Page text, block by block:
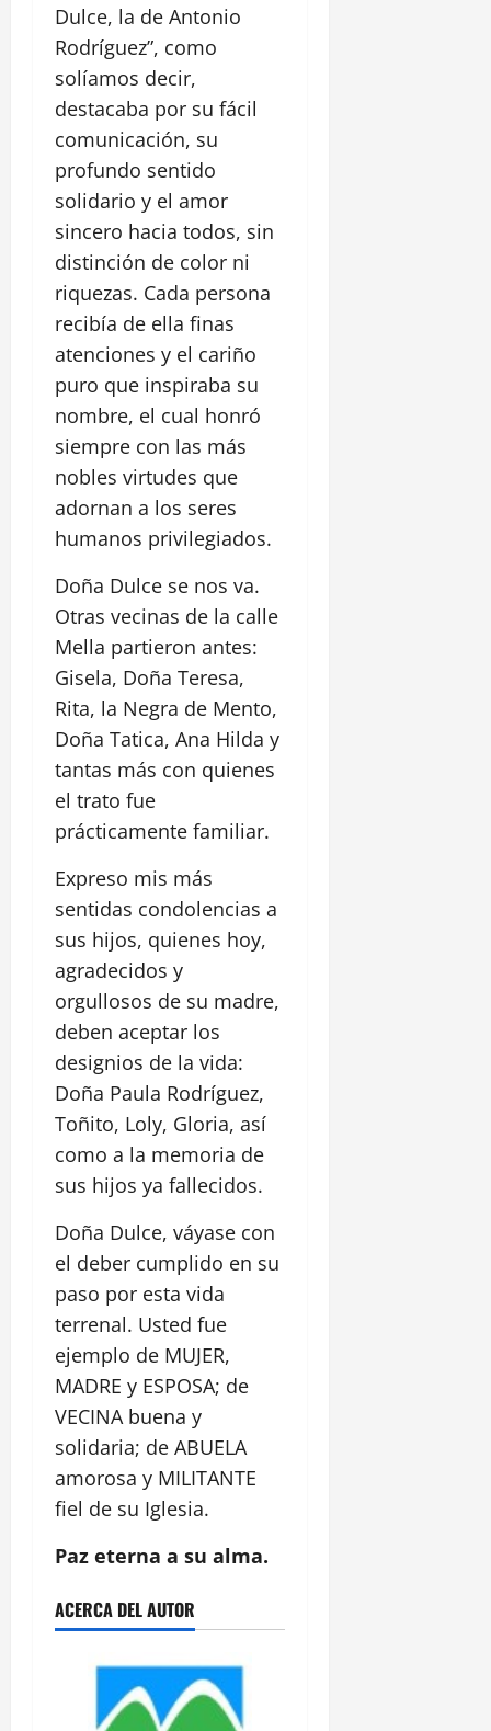
Dulce, la de Antonio
Rodríguez”, como
solíamos decir,
destacaba por su fácil
comunicación, su
profundo sentido
solidario y el amor
sincero hacia todos, sin
distinción de color ni
riquezas. Cada persona
recibía de ella finas
atenciones y el cariño
puro que inspiraba su
nombre, el cual honró
siempre con las más
nobles virtudes que
adornan a los seres
humanos privilegiados.
Doña Dulce se nos va.
Otras vecinas de la calle
Mella partieron antes:
Gisela, Doña Teresa,
Rita, la Negra de Mento,
Doña Tatica, Ana Hilda y
tantas más con quienes
el trato fue
prácticamente familiar.
Expreso mis más
sentidas condolencias a
sus hijos, quienes hoy,
agradecidos y
orgullosos de su madre,
deben aceptar los
designios de la vida:
Doña Paula Rodríguez,
Toñito, Loly, Gloria, así
como a la memoria de
sus hijos ya fallecidos.
Doña Dulce, váyase con
el deber cumplido en su
paso por esta vida
terrenal. Usted fue
ejemplo de MUJER,
MADRE y ESPOSA; de
VECINA buena y
solidaria; de ABUELA
amorosa y MILITANTE
fiel de su Iglesia.
Paz eterna a su alma.
ACERCA DEL AUTOR